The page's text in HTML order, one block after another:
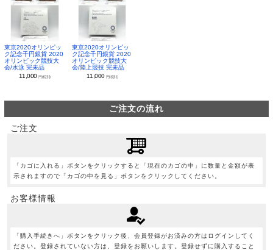
東京2020オリンピッ
ク記念千円銀貨 2020
オリンピック競技大
会/水泳 完未品
11,000円(税別)
東京2020オリンピッ
ク記念千円銀貨 2020
オリンピック競技大
会/陸上競技 完未品
11,000 円(税別)
ご注文の流れ
ご注文
「カゴに入れる」ボタンをクリックすると「現在のカゴの中」に数量と金額が表
示されますので「カゴの中を見る」ボタンをクリックしてください。
お客様情報
「購入手続きへ」ボタンをクリック後、会員登録がお済みの方はログインしてく
ださい。登録されていない方は、登録をお願いします。登録せずに購入すること